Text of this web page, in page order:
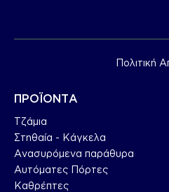
Πολιτική
ΠΡΟΪΟΝΤΑ
Τζάμια
Στηθαία - Κάγκελα
Ανασυρόμενα παράθυρα
Αυτόματες Πόρτες
Καθρέπτες